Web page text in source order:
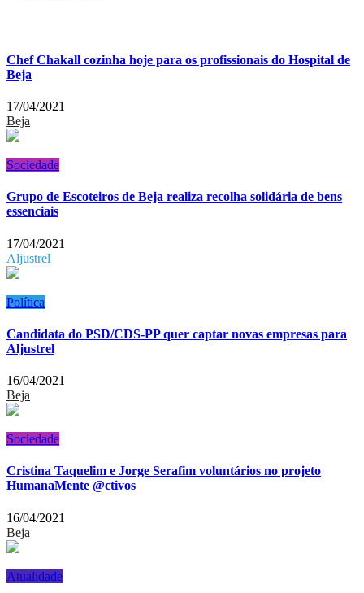
Chef Chakall cozinha hoje para os profissionais do Hospital de
Beja
17/04/2021
Beja
Sociedade
Grupo de Escoteiros de Beja realiza recolha solidária de bens
essenciais
17/04/2021
Aljustrel
Política
Candidata do PSD/CDS-PP quer captar novas empresas para
Aljustrel
16/04/2021
Beja
Sociedade
Cristina Taquelim e Jorge Serafim voluntários no projeto
HumanaMente @ctivos
16/04/2021
Beja
Atualidade